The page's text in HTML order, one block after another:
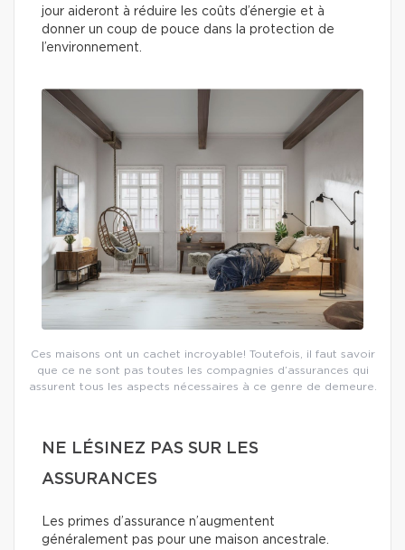
jour aideront à réduire les coûts d’énergie et à
donner un coup de pouce dans la protection de
l’environnement.
Ces maisons ont un cachet incroyable! Toutefois, il faut savoir
que ce ne sont pas toutes les compagnies d’assurances qui
assurent tous les aspects nécessaires à ce genre de demeure.
NE LÉSINEZ PAS SUR LES
ASSURANCES
Les primes d’assurance n’augmentent
généralement pas pour une maison ancestrale.